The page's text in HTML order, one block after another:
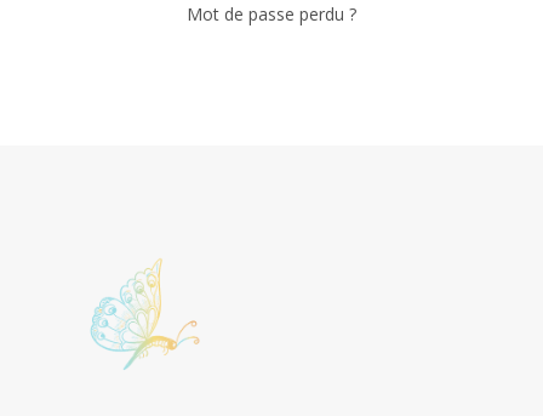
Mot de passe perdu ?